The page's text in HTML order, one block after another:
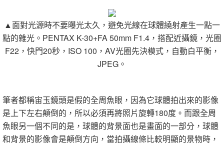
▲面對光源時不要曝光太久，避免光線在球體繞射產生一點一
點的雜光。 PENTAX K-30+FA 50mm F1.4 ， 搭配近攝鏡 ， 光圈
F22， 快門20秒 ， ISO 100 ， AV光圈先決模式， 自動白平衡，
JPEG 。
筆者都稱宙玉鏡頭是假的全周魚眼，因為它球體拍出來的影像
是上下左右顛倒的，所以必須再將照片旋轉180度。而跟全周
魚眼另一個不同的是，球體的背景面也是畫面的一部分，球體
和背景的影像會是顛倒方向，當拍攝線條比較明顯的景物時，